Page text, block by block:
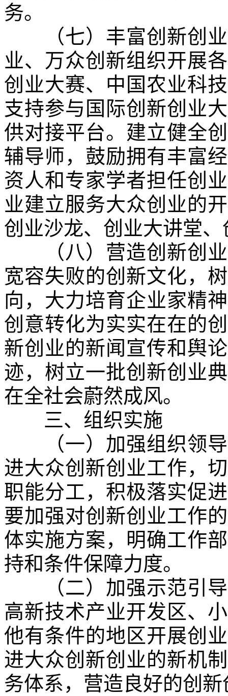
务。
（七）丰富创新创业
业、万众创新组织开展
创业大赛、中国农业科
支持参与国际创新创业
供对接平台。建立健全
辅导师，鼓励拥有丰富
资人和专家学者担任创
业建立服务大众创业的
创业沙龙、创业大讲堂
（八）营造创新创业
宽容失败的创新文化，
向，大力培育企业家精
创意转化为实实在在的
新创业的新闻宣传和舆
迹，树立一批创新创业
在全社会蔚然成风。
三、组织实施
（一）加强组织领导
进大众创新创业工作，
职能分工，积极落实促
要加强对创新创业工作
体实施方案，明确工作
持和条件保障力度。
（二）加强示范引导
高新技术产业开发区、
他有条件的地区开展创
进大众创新创业的新机
务体系，营造良好的创